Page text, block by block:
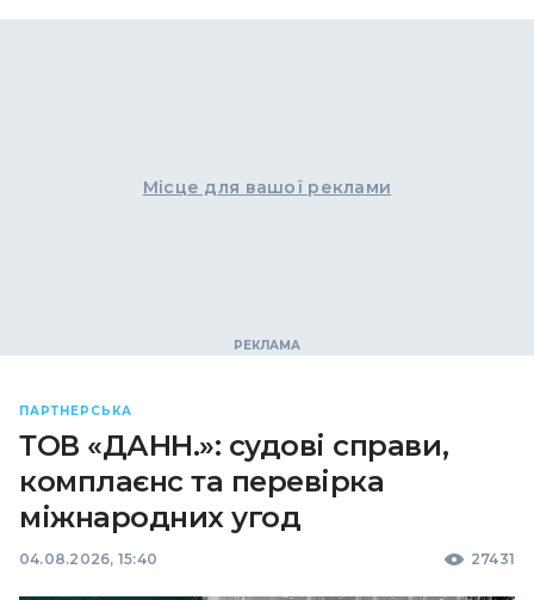
Місце для вашої реклами
ПАРТНЕРСЬКА
ТОВ «ДАНН.»: судові справи,
комплаєнс та перевірка
міжнародних угод
04.08.2026, 15:40 27431